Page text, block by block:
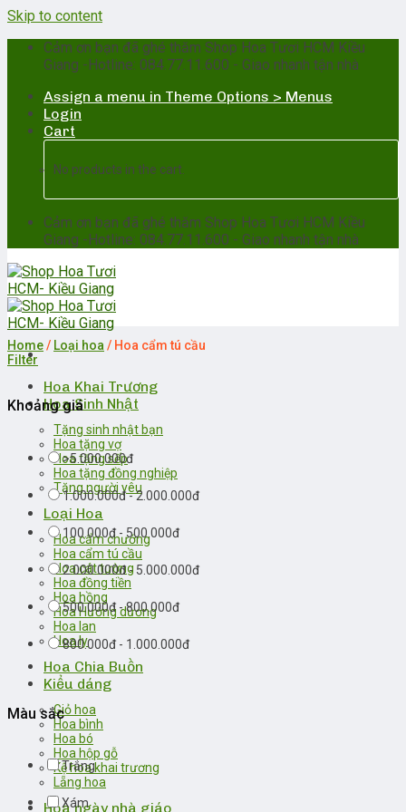
Skip to content
Cảm ơn bạn đã ghé thăm Shop Hoa Tươi HCM Kiều
Giang -Hotline: 084.77.11.600 - Giao nhanh tận nhà
Assign a menu in Theme Options > Menus
Login
Cart
No products in the cart.
Cảm ơn bạn đã ghé thăm Shop Hoa Tươi HCM Kiều
Giang -Hotline: 084.77.11.600 - Giao nhanh tận nhà
Hoa Khai Trương
Hoa Sinh Nhật
Tặng sinh nhật bạn
Hoa tặng vợ
Hoa tặng sếp
Hoa tặng đồng nghiệp
Tặng người yêu
Loại Hoa
Hoa cẩm chướng
Hoa cẩm tú cầu
Hoa cát tường
Hoa đồng tiền
Hoa hồng
Hoa Hướng dương
Hoa lan
Hoa ly
Hoa Chia Buồn
Kiểu dáng
Giỏ hoa
Hoa bình
Hoa bó
Hoa hộp gỗ
Kệ hoa khai trương
Lẵng hoa
Hoa ngày nhà giáo
Home/ Loại hoa / Hoa cẩm tú cầu
Filter
Khoảng giá
>5.000.000đ
1.000.000đ - 2.000.000đ
100.000đ - 500.000đ
2.000.000đ - 5.000.000đ
500.000đ - 800.000đ
800.000đ - 1.000.000đ
Màu sắc
Trắng
Xám